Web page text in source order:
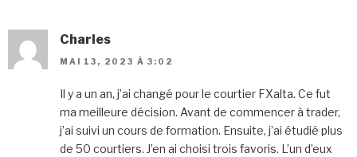
Charles
MAI 13, 2023 À 3:02
Il y a un an, j’ai changé pour le courtier FXalta. Ce fut
ma meilleure décision. Avant de commencer à trader,
j’ai suivi un cours de formation. Ensuite, j’ai étudié plus
de 50 courtiers. J’en ai choisi trois favoris. L’un d’eux